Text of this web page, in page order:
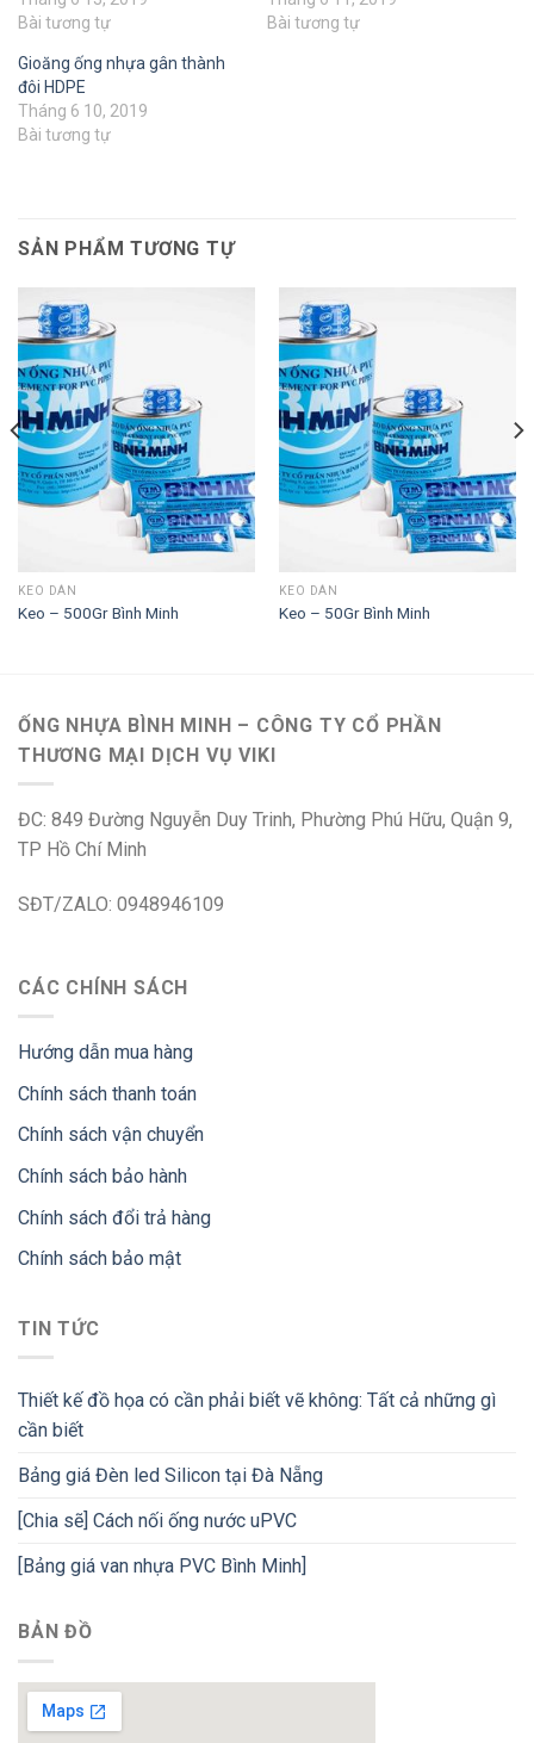
Bài tương tự
Bài tương tự
Gioăng ống nhựa gân thành
đôi HDPE
Tháng 6 10, 2019
Bài tương tự
SẢN PHẨM TƯƠNG TỰ
KEO DÁN
Keo – 500Gr Bình Minh
KEO DÁN
Keo – 50Gr Bình Minh
ỐNG NHỰA BÌNH MINH – CÔNG TY CỔ PHẦN
THƯƠNG MẠI DỊCH VỤ VIKI
ĐC: 849 Đường Nguyễn Duy Trinh, Phường Phú Hữu, Quận 9,
TP Hồ Chí Minh
SĐT/ZALO: 0948946109
CÁC CHÍNH SÁCH
Hướng dẫn mua hàng
Chính sách thanh toán
Chính sách vận chuyển
Chính sách bảo hành
Chính sách đổi trả hàng
Chính sách bảo mật
TIN TỨC
Thiết kế đồ họa có cần phải biết vẽ không: Tất cả những gì
cần biết
Bảng giá Đèn led Silicon tại Đà Nẵng
[Chia sẽ] Cách nối ống nước uPVC
[Bảng giá van nhựa PVC Bình Minh]
BẢN ĐỒ